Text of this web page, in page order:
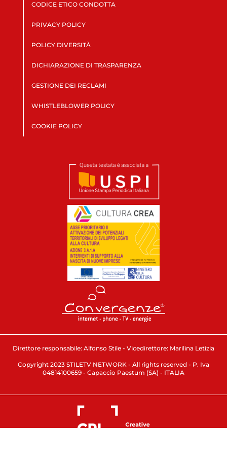
CODICE ETICO CONDOTTA
PRIVACY POLICY
POLICY DIVERSITÀ
DICHIARAZIONE DI TRASPARENZA
GESTIONE DEI RECLAMI
WHISTLEBLOWER POLICY
COOKIE POLICY
Direttore responsabile: Alfonso Stile - Vicedirettore: Marilina Letizia
Copyright 2023 STILETV NETWORK - All rights reserved - P. Iva
04814100659 - Capaccio Paestum (SA) - ITALIA